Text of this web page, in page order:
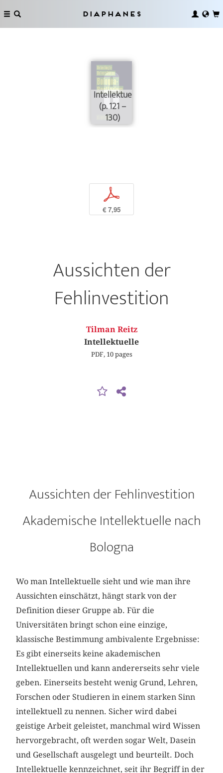
Diaphanes
Intellektuelle
(p. 121 –
130)
p
€ 7,95
Aussichten der
Fehlinvestition
Tilman Reitz
Intellektuelle
PDF, 10 pages
Aussichten der Fehlinvestition
Akademische Intellektuelle nach
Bologna
Wo man Intellektuelle sieht und wie man ihre
Aussichten einschätzt, hängt stark von der
Definition dieser Gruppe ab. Für die
Universitäten bringt schon eine einzige,
klassische Bestimmung ambivalente Ergebnisse:
Es gibt einerseits keine akademischen
Intellektuellen und kann andererseits sehr viele
geben. Einerseits besteht wenig Grund, Lehren,
Forschen oder Studieren in einem starken Sinn
intellektuell zu nennen. Sicher wird dabei
geistige Arbeit geleistet, manchmal wird Wissen
hervorgebracht, oft werden sogar Welt, Dasein
und Gesellschaft ausgelegt und beurteilt. Doch
Intellektuelle kennzeichnet, seit ihr Begriff in der